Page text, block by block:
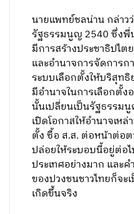
นายแพทย์ชลน่าน กล่าว
รัฐธรรมนูญ 2540 ซึ่งพี่
มีการสร้างประชาธิปไต
และอำนาจการจัดการก
ระบบเลือกตั้งให้บริสุท
มีอำนาจในการเลือกตั้
นั้นเปลี่ยนเป็นรัฐธรรม
เปิดโอกาสให้อำนาจเห
ตั้ง ซื้อ ส.ส. ต่อหน้าต่อ
ปล่อยให้ระบอบนี้อยู่ต่อ
ประเทศอย่างมาก และ
ของปวงชนชาวไทยก็จะ
เกิดขึ้นจริง